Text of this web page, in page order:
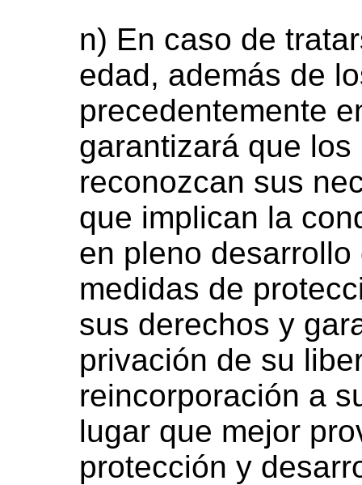
n) En caso de
edad, además de
precedentemente
garantizará que
reconozcan sus
que implican la
en pleno
medidas de
sus derechos y
privación de su
reincorporación a
lugar que mejor
protección y